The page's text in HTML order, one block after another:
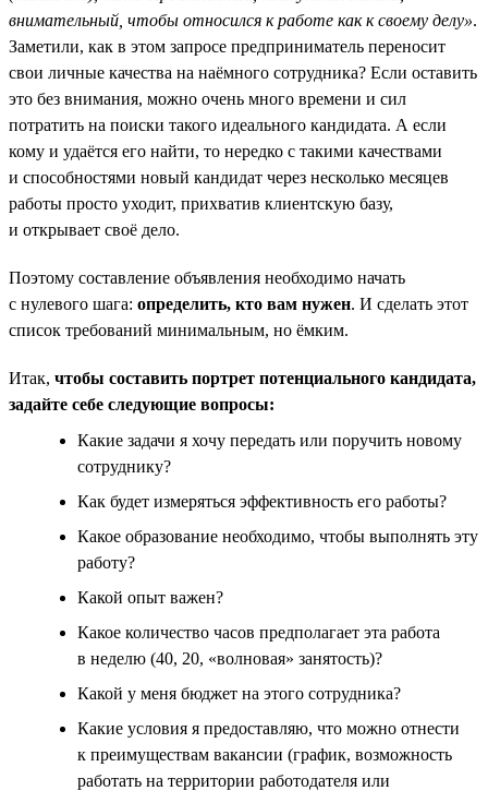
внимательный, чтобы относился к работе как к своему делу».
Заметили, как в этом запросе предприниматель переносит
свои личные качества на наёмного сотрудника? Если оставить
это без внимания, можно очень много времени и сил
потратить на поиски такого идеального кандидата. А если
кому и удаётся его найти, то нередко с такими качествами
и способностями новый кандидат через несколько месяцев
работы просто уходит, прихватив клиентскую базу,
и открывает своё дело.
Поэтому составление объявления необходимо начать
с нулевого шага: определить, кто вам нужен. И сделать этот
список требований минимальным, но ёмким.
Итак, чтобы составить портрет потенциального кандидата,
задайте себе следующие вопросы:
Какие задачи я хочу передать или поручить новому
сотруднику?
Как будет измеряться эффективность его работы?
Какое образование необходимо, чтобы выполнять эту
работу?
Какой опыт важен?
Какое количество часов предполагает эта работа
в неделю (40, 20, «волновая» занятость)?
Какой у меня бюджет на этого сотрудника?
Какие условия я предоставляю, что можно отнести
к преимуществам вакансии (график, возможность
работать на территории работодателя или